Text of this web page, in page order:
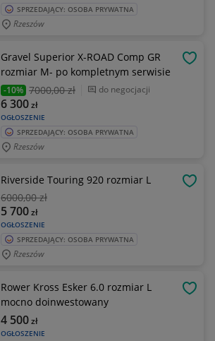
SPRZEDAJĄCY: OSOBA PRYWATNA
Rzeszów
Gravel Superior X-ROAD Comp GR
rozmiar M- po kompletnym serwisie
-10% 7000,00 zł do negocjacji
OGŁOSZENIE
6 300zł
SPRZEDAJĄCY: OSOBA PRYWATNA
Rzeszów
Riverside Touring 920 rozmiar L
6000,00 zł
OGŁOSZENIE
5 700zł
SPRZEDAJĄCY: OSOBA PRYWATNA
Rzeszów
Rower Kross Esker 6.0 rozmiar L
mocno doinwestowany
OGŁOSZENIE
4 500zł